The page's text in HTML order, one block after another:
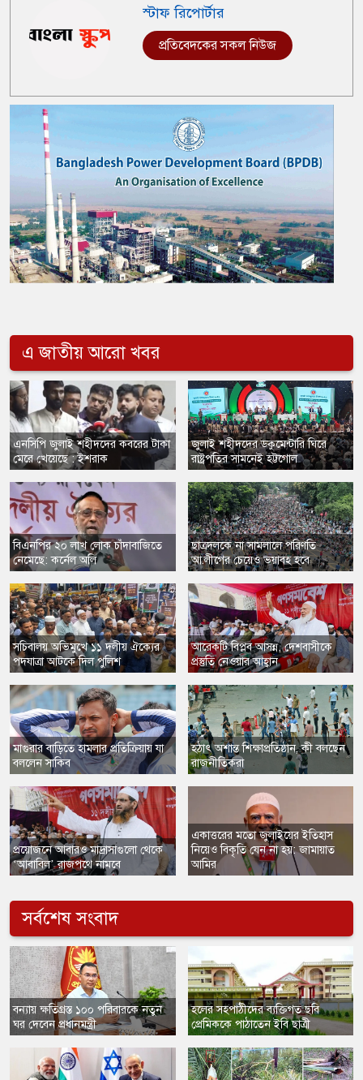
স্টাফ রিপোর্টার
প্রতিবেদকের সকল নিউজ
এ জাতীয় আরো খবর
এনসিপি জুলাই শহীদদের কবরের টাকা
মেরে খেয়েছে : ইশরাক
​বিএনপির ২০ লাখ লোক চাঁদাবাজিতে
নেমেছে: কর্নেল অলি
সচিবালয় অভিমুখে ১১ দলীয় ঐক্যের
পদযাত্রা আটকে দিল পুলিশ
​মাগুরার বাড়িতে হামলার প্রতিক্রিয়ায় যা
বললেন সাকিব
​প্রয়োজনে আবারও মাদ্রাসাগুলো থেকে
‘আবাবিল’ রাজপথে নামবে
জুলাই শহীদদের ডকুমেন্টারি ঘিরে
রাষ্ট্রপতির সামনেই হট্টগোল
​ছাত্রদলকে না সামলালে পরিণতি
আ.লীগের চেয়েও ভয়াবহ হবে
আরেকটি বিপ্লব আসন্ন, দেশবাসীকে
প্রস্তুতি নেওয়ার আহ্বান
হঠাৎ অশান্ত শিক্ষাপ্রতিষ্ঠান, কী বলছেন
রাজনীতিকরা
একাত্তরের মতো জুলাইয়ের ইতিহাস
নিয়েও বিকৃতি যেন না হয়: জামায়াত
আমির
সর্বশেষ সংবাদ
বন্যায় ক্ষতিগ্রস্ত ১০০ পরিবারকে নতুন
ঘর দেবেন প্রধানমন্ত্রী
হলের সহপাঠীদের ব্যক্তিগত ছবি
প্রেমিককে পাঠাতেন ইবি ছাত্রী